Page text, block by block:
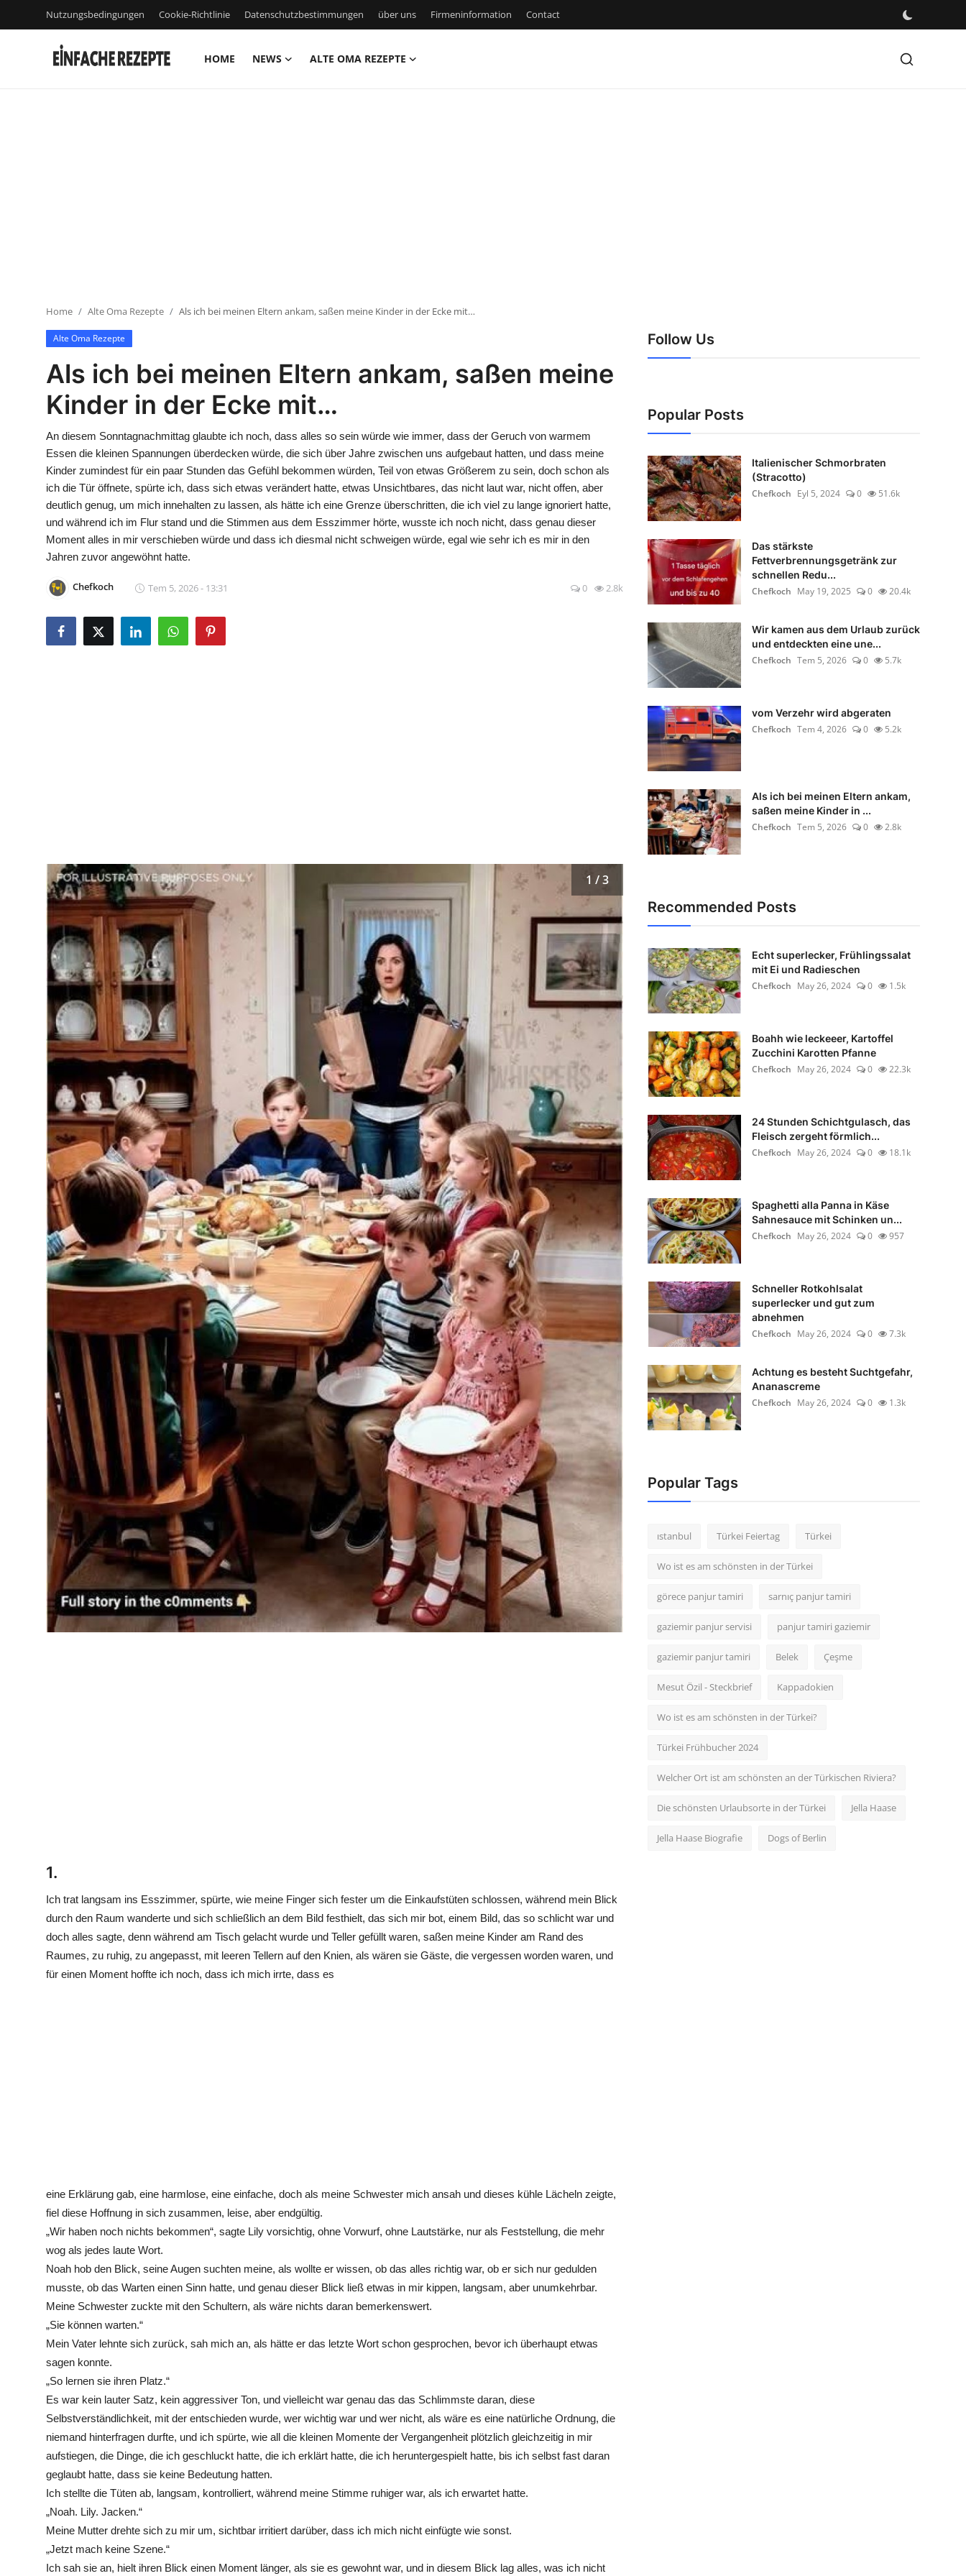
Nutzungsbedingungen Cookie-Richtlinie Datenschutzbestimmungen über uns Firmeninformation Contact
HOME NEWS ALTE OMA REZEPTE
Firmeninformation
Contact
Alte Oma Rezepte
Home Alte Oma Rezepte Als ich bei meinen Eltern ankam, saßen meine Kinder in der Ecke mit…
Alte Oma Rezepte
Als ich bei meinen Eltern ankam, saßen meine
Kinder in der Ecke mit…
An diesem Sonntagnachmittag glaubte ich noch, dass alles so sein würde wie immer, dass der Geruch von warmem
Essen die kleinen Spannungen überdecken würde, die sich über Jahre zwischen uns aufgebaut hatten, und dass meine
Kinder zumindest für ein paar Stunden das Gefühl bekommen würden, Teil von etwas Größerem zu sein, doch schon als
ich die Tür öffnete, spürte ich, dass sich etwas verändert hatte, etwas Unsichtbares, das nicht laut war, nicht offen, aber
deutlich genug, um mich innehalten zu lassen, als hätte ich eine Grenze überschritten, die ich viel zu lange ignoriert hatte,
und während ich im Flur stand und die Stimmen aus dem Esszimmer hörte, wusste ich noch nicht, dass genau dieser
Moment alles in mir verschieben würde und dass ich diesmal nicht schweigen würde, egal wie sehr ich es mir in den
Jahren zuvor angewöhnt hatte.
Chefkoch Tem 5, 2026 - 13:31 0 2.8k
1 / 3
1.
Ich trat langsam ins Esszimmer, spürte, wie meine Finger sich fester um die Einkaufstüten schlossen, während mein Blick
durch den Raum wanderte und sich schließlich an dem Bild festhielt, das sich mir bot, einem Bild, das so schlicht war und
doch alles sagte, denn während am Tisch gelacht wurde und Teller gefüllt waren, saßen meine Kinder am Rand des
Raumes, zu ruhig, zu angepasst, mit leeren Tellern auf den Knien, als wären sie Gäste, die vergessen worden waren, und
für einen Moment hoffte ich noch, dass ich mich irrte, dass es
eine Erklärung gab, eine harmlose, eine einfache, doch als meine Schwester mich ansah und dieses kühle Lächeln zeigte,
fiel diese Hoffnung in sich zusammen, leise, aber endgültig.
„Wir haben noch nichts bekommen“, sagte Lily vorsichtig, ohne Vorwurf, ohne Lautstärke, nur als Feststellung, die mehr
wog als jedes laute Wort.
Noah hob den Blick, seine Augen suchten meine, als wollte er wissen, ob das alles richtig war, ob er sich nur gedulden
musste, ob das Warten einen Sinn hatte, und genau dieser Blick ließ etwas in mir kippen, langsam, aber unumkehrbar.
Meine Schwester zuckte mit den Schultern, als wäre nichts daran bemerkenswert.
„Sie können warten.“
Mein Vater lehnte sich zurück, sah mich an, als hätte er das letzte Wort schon gesprochen, bevor ich überhaupt etwas
sagen konnte.
„So lernen sie ihren Platz.“
Es war kein lauter Satz, kein aggressiver Ton, und vielleicht war genau das das Schlimmste daran, diese
Selbstverständlichkeit, mit der entschieden wurde, wer wichtig war und wer nicht, als wäre es eine natürliche Ordnung, die
niemand hinterfragen durfte, und ich spürte, wie all die kleinen Momente der Vergangenheit plötzlich gleichzeitig in mir
aufstiegen, die Dinge, die ich geschluckt hatte, die ich erklärt hatte, die ich heruntergespielt hatte, bis ich selbst fast daran
geglaubt hatte, dass sie keine Bedeutung hatten.
Ich stellte die Tüten ab, langsam, kontrolliert, während meine Stimme ruhiger war, als ich erwartet hatte.
„Noah. Lily. Jacken.“
Meine Mutter drehte sich zu mir um, sichtbar irritiert darüber, dass ich mich nicht einfügte wie sonst.
„Jetzt mach keine Szene.“
Ich sah sie an, hielt ihren Blick einen Moment länger, als sie es gewohnt war, und in diesem Blick lag alles, was ich nicht
Follow Us
Popular Posts
Italienischer Schmorbraten
(Stracotto)
Chefkoch Eyl 5, 2024 0 51.6k
Das stärkste
Fettverbrennungsgetränk zur
schnellen Redu...
Chefkoch May 19, 2025 0 20.4k
Wir kamen aus dem Urlaub zurück
und entdeckten eine une...
Chefkoch Tem 5, 2026 0 5.7k
vom Verzehr wird abgeraten
Chefkoch Tem 4, 2026 0 5.2k
Als ich bei meinen Eltern ankam,
saßen meine Kinder in ...
Chefkoch Tem 5, 2026 0 2.8k
Recommended Posts
Echt superlecker, Frühlingssalat
mit Ei und Radieschen
Chefkoch May 26, 2024 0 1.5k
Boahh wie leckeeer, Kartoffel
Zucchini Karotten Pfanne
Chefkoch May 26, 2024 0 22.3k
24 Stunden Schichtgulasch, das
Fleisch zergeht förmlich...
Chefkoch May 26, 2024 0 18.1k
Spaghetti alla Panna in Käse
Sahnesauce mit Schinken un...
Chefkoch May 26, 2024 0 957
Schneller Rotkohlsalat
superlecker und gut zum
abnehmen
Chefkoch May 26, 2024 0 7.3k
Achtung es besteht Suchtgefahr,
Ananascreme
Chefkoch May 26, 2024 0 1.3k
Popular Tags
ıstanbul Türkei Feiertag Türkei
Wo ist es am schönsten in der Türkei
görece panjur tamiri sarnıç panjur tamiri
gaziemir panjur servisi panjur tamiri gaziemir
gaziemir panjur tamiri Belek Çeşme
Mesut Özil - Steckbrief Kappadokien
Wo ist es am schönsten in der Türkei?
Türkei Frühbucher 2024
Welcher Ort ist am schönsten an der Türkischen Riviera?
Die schönsten Urlaubsorte in der Türkei Jella Haase
Jella Haase Biografie Dogs of Berlin